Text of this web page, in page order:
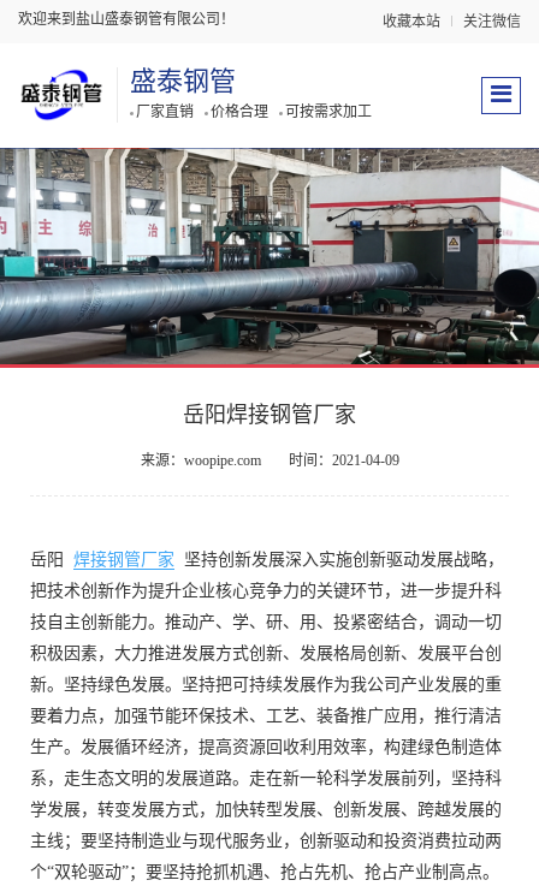
欢迎来到盐山盛泰钢管有限公司！ 收藏本站 关注微信
盛泰钢管
厂家直销 价格合理 可按需求加工
岳阳焊接钢管厂家
来源：woopipe.com 时间：2021-04-09
岳阳 焊接钢管厂家
坚持创新发展深入实施创新驱动发展战略，
把技术创新作为提升企业核心竞争力的关键环节，进一步提升科
技自主创新能力。推动产、学、研、用、投紧密结合，调动一切
积极因素，大力推进发展方式创新、发展格局创新、发展平台创
新。坚持绿色发展。坚持把可持续发展作为我公司产业发展的重
要着力点，加强节能环保技术、工艺、装备推广应用，推行清洁
生产。发展循环经济，提高资源回收利用效率，构建绿色制造体
系，走生态文明的发展道路。走在新一轮科学发展前列，坚持科
学发展，转变发展方式，加快转型发展、创新发展、跨越发展的
主线；要坚持制造业与现代服务业，创新驱动和投资消费拉动两
个“双轮驱动”；要坚持抢抓机遇、抢占先机、抢占产业制高点。